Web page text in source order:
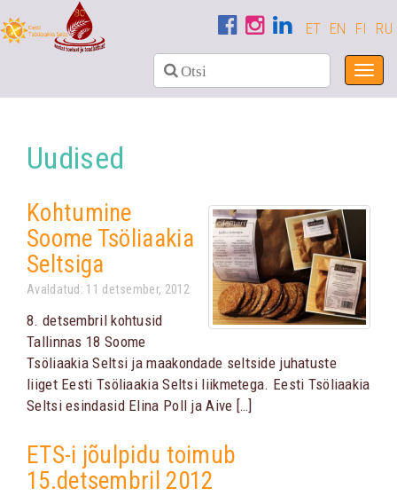
ET EN FI RU
Uudised
Kohtumine
Soome Tsöliaakia
Seltsiga
Avaldatud: 11 detsember, 2012
8. detsembril kohtusid
Tallinnas 18 Soome
Tsöliaakia Seltsi ja maakondade seltside juhatuste
liiget Eesti Tsöliaakia Seltsi liikmetega. Eesti Tsöliaakia
Seltsi esindasid Elina Poll ja Aive […]
ETS-i jõulpidu toimub
15.detsembril 2012